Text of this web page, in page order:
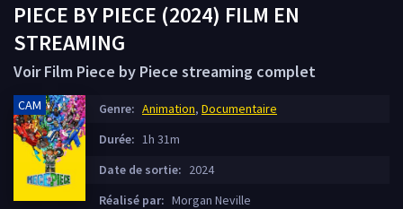
PIECE BY PIECE (2024) FILM EN
STREAMING
Voir Film Piece by Piece streaming complet
CAM Genre: Animation, Documentaire
Durée: 1h 31m
Date de sortie: 2024
Réalisé par: Morgan Neville